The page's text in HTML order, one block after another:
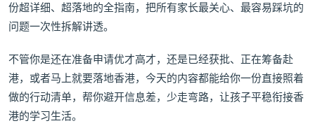
份超详细、超落地的全指南，把所有家长最关心、最容易踩坑的
问题一次性拆解讲透。
不管你是还在准备申请优才高才，还是已经获批、正在筹备赴
港，或者马上就要落地香港，今天的内容都能给你一份直接照着
做的行动清单，帮你避开信息差，少走弯路，让孩子平稳衔接香
港的学习生活。